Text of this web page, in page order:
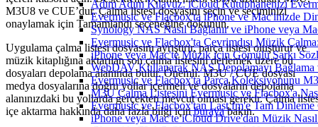
Adım Adım Kılavuz: iCloud Kütüphanenizi
Evermusic ve Flacbox'ta iPhone ve Mac'inizde
Synology NAS Nasıl Bağlanır ve iPhone veya
Evermusic ve Flacbox'ta Çevrimdışı Müzik
iPhone veya Mac'te Müzik için Gömülü Şarkı
WebDAV Kullanarak NAS Depolamayı
Evermusic ve Flacbox'ta Parça Koleksiyonunu
M3U Çalma Listesini Evermusic ve Flacbox'a
Evermusic ve Flacbox'tan Last.fm'e Tam Dinleme
iPhone veya Mac'te iCloud Drive'dan Müzik
M3U8 ve CUE’dur. Çalma listesi dosyasını seçin ve seçiminizi
onaylamak için Tamamlandı seçeneğine dokunun.
Uygulama çalma listesi dosyasını ayrıştırır, parça listesi oluşturur ve
müzik kitaplığına aktarılan son çalma listesini derlemek üzere bu
dosyaları depolama alanında bulur. Önemli: M3U / CUE dosyası
medya dosyalarına doğru yollar içermeli ve dosyaların depolama
alanınızdaki bu yollarda gerçekten mevcut olması gerekir. Çalma
içe aktarma hakkında daha fazla bilgi içinburayabakın.